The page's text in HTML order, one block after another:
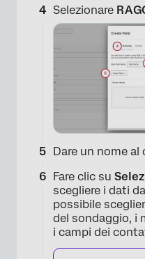
Selezionare
Dare un nome al
Fare clic su
scegliere i dati
possibile
del sondaggio, i
i campi dei